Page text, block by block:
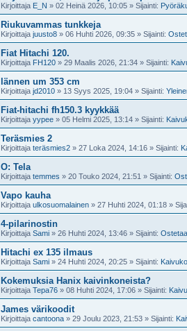
Kirjoittaja E_N » 02 Heinä 2026, 10:05 » Sijainti:
Riukuvammas tunkkeja
Kirjoittaja juusto8 » 06 Huhti 2026, 09:35 » Sijainti:
Fiat Hitachi 120.
Kirjoittaja FH120 » 29 Maalis 2026, 21:34 » Sijainti:
lännen um 353 cm
Kirjoittaja jd2010 » 13 Syys 2025, 19:04 » Sijainti:
Fiat-hitachi fh150.3 kyykkää
Kirjoittaja yypee » 05 Helmi 2025, 13:14 » Sijainti:
Teräsmies 2
Kirjoittaja teräsmies2 » 27 Loka 2024, 14:16 » Sijainti:
O: Tela
Kirjoittaja temmes » 20 Touko 2024, 21:51 » Sijainti:
Vapo kauha
Kirjoittaja ulkosuomalainen » 27 Huhti 2024, 01:18 »
4-pilarinostin
Kirjoittaja Sami » 26 Huhti 2024, 13:46 » Sijainti:
Hitachi ex 135 ilmaus
Kirjoittaja Sami » 24 Huhti 2024, 20:25 » Sijainti:
Kokemuksia Hanix kaivinkoneista?
Kirjoittaja Tepa76 » 08 Huhti 2024, 17:06 » Sijainti:
James värikoodit
Kirjoittaja cantoona » 29 Joulu 2023, 21:53 » Sijainti: